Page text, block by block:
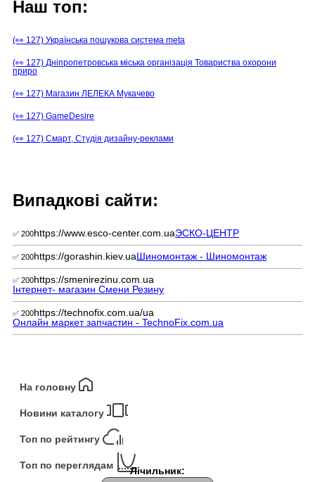
Наш топ:
(👀 127) Українська пошукова система meta
(👀 127) Дніпропетровська міська організація Товариства охорони
приро
(👀 127) Магазин ЛЕЛЕКА Мукачево
(👀 127) GameDesire
(👀 127) Смарт, Студія дизайну-реклами
Випадкові сайти:
✅ 200https://www.esco-center.com.uaЭСКО-ЦЕНТР
✅ 200https://gorashin.kiev.uaШиномонтаж - Шиномонтаж
✅ 200https://smenirezinu.com.ua
Інтернет- магазин Смени Резину
✅ 200https://technofix.com.ua/ua
Онлайн маркет запчастин - TechnoFix.com.ua
На головну
Новини каталогу
Топ по рейтингу
Топ по переглядам